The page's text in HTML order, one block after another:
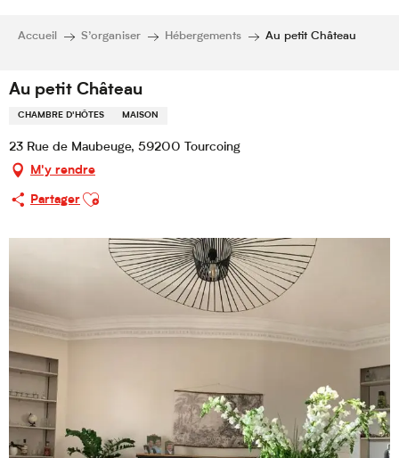
Accueil S’organiser Hébergements Au petit Château
Au petit Château
CHAMBRE D'HÔTES MAISON
23 Rue de Maubeuge, 59200 Tourcoing
M'y rendre
Partager
Ajouter aux favoris